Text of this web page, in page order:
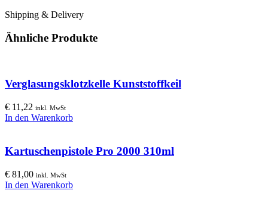
Shipping & Delivery
Ähnliche Produkte
Verglasungsklotzkelle Kunststoffkeil
€ 11,22 inkl. MwSt
In den Warenkorb
Kartuschenpistole Pro 2000 310ml
€ 81,00 inkl. MwSt
In den Warenkorb